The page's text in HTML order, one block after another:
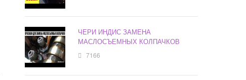
ЧЕРИ ИНДИС ЗАМЕНА
МАСЛОСЪЕМНЫХ КОЛПАЧКОВ
7166